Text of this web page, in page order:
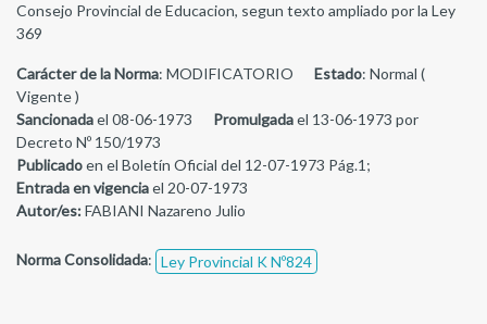
Consejo Provincial de Educacion, segun texto ampliado por la Ley
369
Carácter de la Norma: MODIFICATORIO Estado: Normal (
Vigente )
Sancionadael 08-06-1973 Promulgadael 13-06-1973 por
Decreto Nº 150/1973
Publicadoen el Boletín Oficial del 12-07-1973 Pág.1;
Entrada en vigenciael 20-07-1973
Autor/es:FABIANI Nazareno Julio
Norma Consolidada: Ley Provincial K Nº824